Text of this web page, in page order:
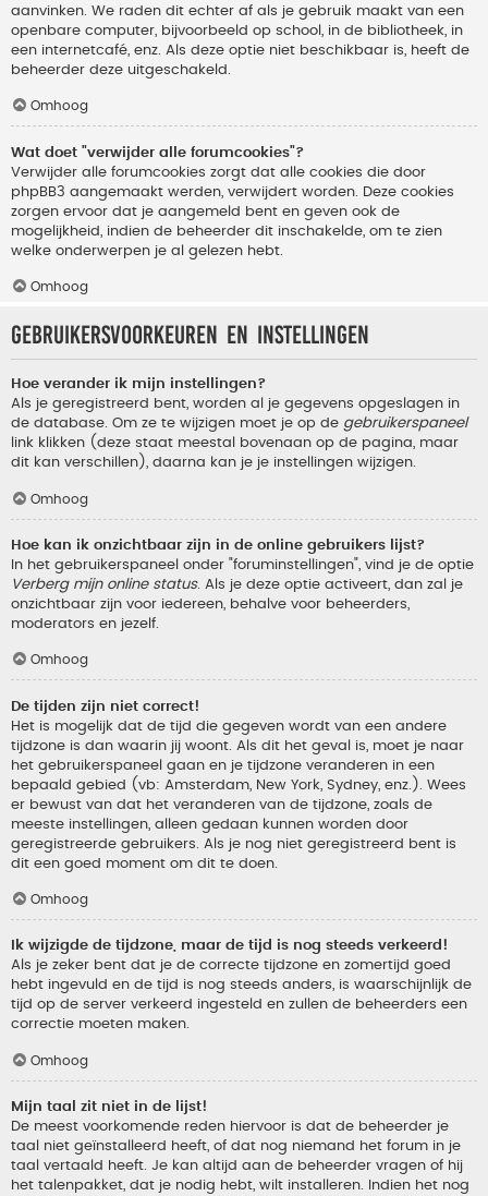
aanvinken. We raden dit echter af als je gebruik maakt van een
openbare computer, bijvoorbeeld op school, in de bibliotheek, in
een internetcafé, enz. Als deze optie niet beschikbaar is, heeft de
beheerder deze uitgeschakeld.
Omhoog
Wat doet "verwijder alle forumcookies"?
Verwijder alle forumcookies zorgt dat alle cookies die door
phpBB3 aangemaakt werden, verwijdert worden. Deze cookies
zorgen ervoor dat je aangemeld bent en geven ook de
mogelijkheid, indien de beheerder dit inschakelde, om te zien
welke onderwerpen je al gelezen hebt.
Omhoog
Gebruikersvoorkeuren en instellingen
Hoe verander ik mijn instellingen?
Als je geregistreerd bent, worden al je gegevens opgeslagen in
de database. Om ze te wijzigen moet je op de gebruikerspaneel
link klikken (deze staat meestal bovenaan op de pagina, maar
dit kan verschillen), daarna kan je je instellingen wijzigen.
Omhoog
Hoe kan ik onzichtbaar zijn in de online gebruikers lijst?
In het gebruikerspaneel onder "foruminstellingen", vind je de optie
Verberg mijn online status. Als je deze optie activeert, dan zal je
onzichtbaar zijn voor iedereen, behalve voor beheerders,
moderators en jezelf.
Omhoog
De tijden zijn niet correct!
Het is mogelijk dat de tijd die gegeven wordt van een andere
tijdzone is dan waarin jij woont. Als dit het geval is, moet je naar
het gebruikerspaneel gaan en je tijdzone veranderen in een
bepaald gebied (vb: Amsterdam, New York, Sydney, enz.). Wees
er bewust van dat het veranderen van de tijdzone, zoals de
meeste instellingen, alleen gedaan kunnen worden door
geregistreerde gebruikers. Als je nog niet geregistreerd bent is
dit een goed moment om dit te doen.
Omhoog
Ik wijzigde de tijdzone, maar de tijd is nog steeds verkeerd!
Als je zeker bent dat je de correcte tijdzone en zomertijd goed
hebt ingevuld en de tijd is nog steeds anders, is waarschijnlijk de
tijd op de server verkeerd ingesteld en zullen de beheerders een
correctie moeten maken.
Omhoog
Mijn taal zit niet in de lijst!
De meest voorkomende reden hiervoor is dat de beheerder je
taal niet geïnstalleerd heeft, of dat nog niemand het forum in je
taal vertaald heeft. Je kan altijd aan de beheerder vragen of hij
het talenpakket, dat je nodig hebt, wilt installeren. Indien het nog